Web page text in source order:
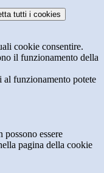
tutti i cookies
cookie consentire.
il funzionamento della
al funzionamento potete
essere
pagina della cookie